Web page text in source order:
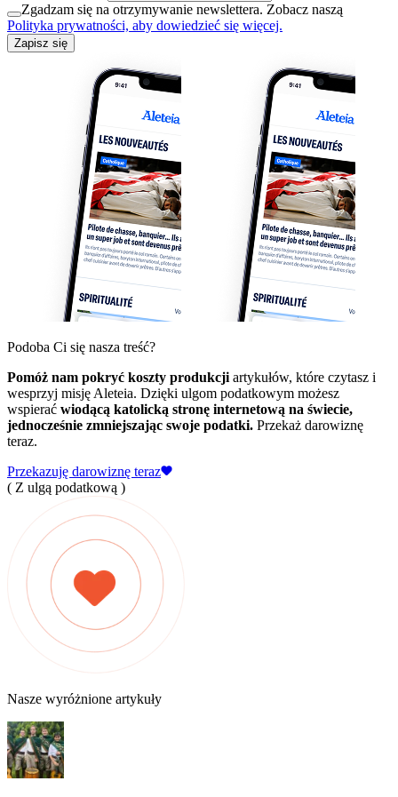
Zgadzam się na otrzymywanie newslettera. Zobacz naszą
Polityka prywatności, aby dowiedzieć się więcej.
Zapisz się
Podoba Ci się nasza treść?
Pomóż nam pokryć koszty produkcji artykułów, które czytasz i
wesprzyj misję Aleteia. Dzięki ulgom podatkowym możesz
wspierać wiodącą katolicką stronę internetową na świecie,
jednocześnie zmniejszając swoje podatki. Przekaż darowiznę
teraz.
Przekazuję darowiznę teraz
( Z ulgą podatkową )
Nasze wyróżnione artykuły